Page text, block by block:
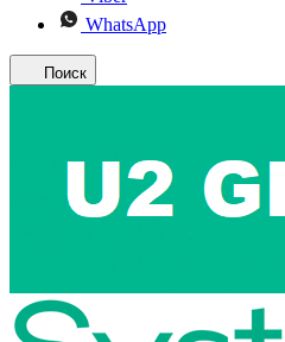
WhatsApp
Поиск